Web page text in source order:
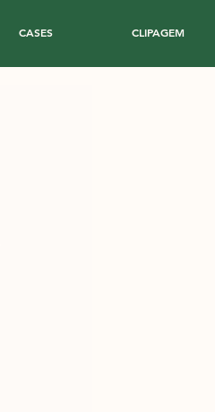
CASES CLIPAGEM